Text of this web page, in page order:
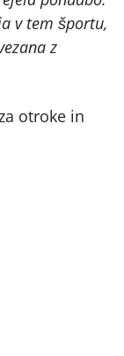
v tem športu,
z
otroke in